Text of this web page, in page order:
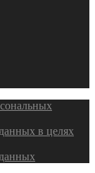
в целях